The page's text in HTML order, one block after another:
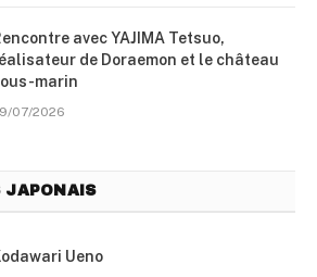
avec YAJIMA Tetsuo,
de Doraemon et le château
marin
07/2026
JAPONAIS
Ueno